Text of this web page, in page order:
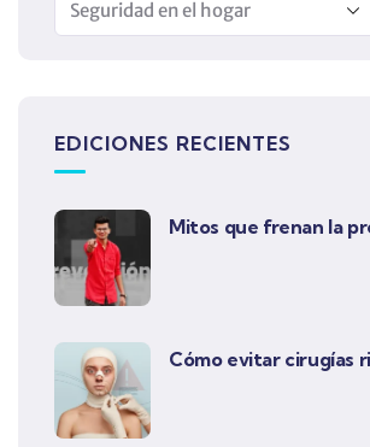
EDICIONES RECIENTES
Mitos que frenan la
Cómo evitar cirugías